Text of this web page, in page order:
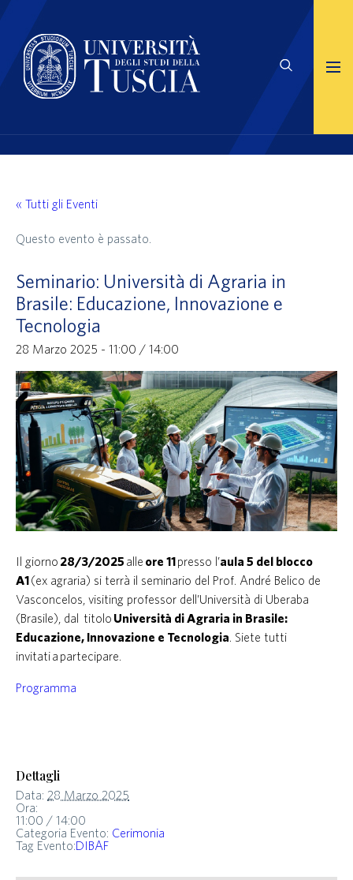
« Tutti gli Eventi
Questo evento è passato.
Seminario: Università di Agraria in
Brasile: Educazione, Innovazione e
Tecnologia
28 Marzo 2025 - 11:00 / 14:00
Il giorno 28/3/2025 alle ore 11presso l’aula 5 del blocco
A1(ex agraria) si terrà il seminario del Prof. André Belico de
Vasconcelos, visiting professor dell’Università di Uberaba
(Brasile), dal titolo Università di Agraria in Brasile:
Educazione, Innovazione e Tecnologia. Siete tutti
invitati a partecipare.
Programma
Dettagli
Data: 28 Marzo 2025
Ora:
11:00 / 14:00
Categoria Evento: Cerimonia
Tag Evento:DIBAF